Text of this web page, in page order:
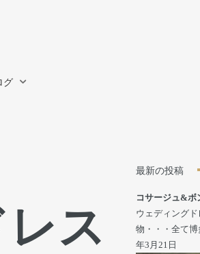
グ
ス
最新の投稿
コサージュ&ボ
ウェディング
物・・・全て
年3月21日